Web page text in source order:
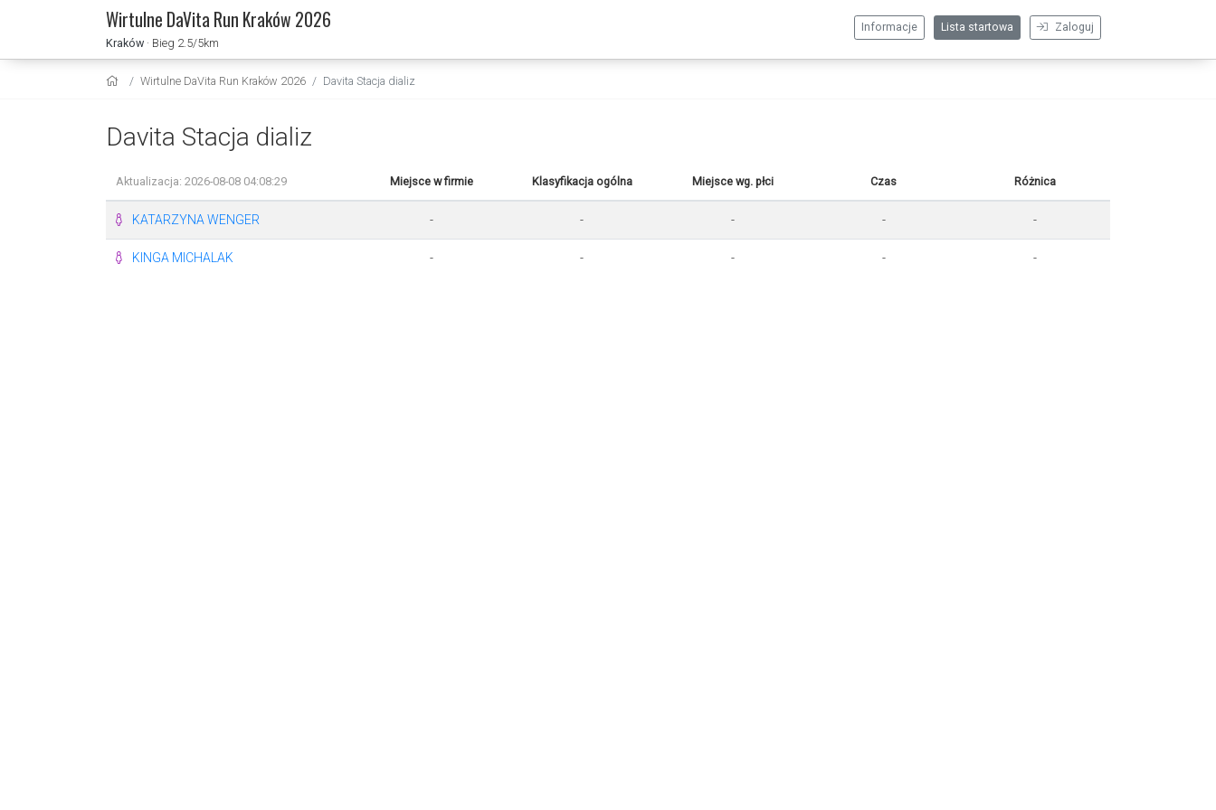
Wirtulne DaVita Run Kraków 2026
Kraków · Bieg 2.5/5km
Zaloguj
Lista startowa
Informacje
Wirtulne DaVita Run Kraków 2026 Davita Stacja dializ
Davita Stacja dializ
Aktualizacja: 2026-08-08 04:08:29 Miejsce w firmie Klasyfikacja ogólna Miejsce wg. płci Czas Różnica
KATARZYNA WENGER - - - - -
KINGA MICHALAK - - - - -